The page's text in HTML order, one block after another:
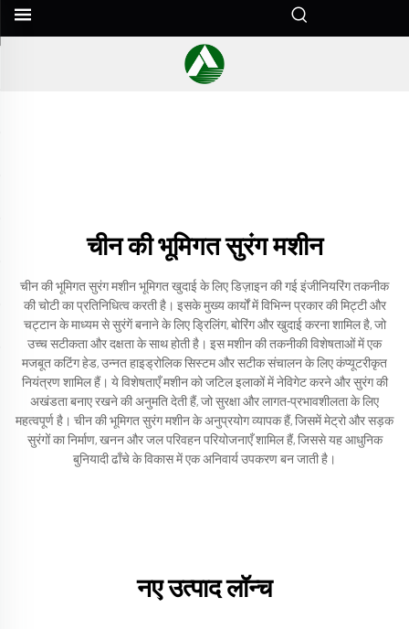
चीन की भूमिगत सुरंग मशीन
चीन की भूमिगत सुरंग मशीन भूमिगत खुदाई के लिए डिज़ाइन की गई इंजीनियरिंग तकनीक
की चोटी का प्रतिनिधित्व करती है। इसके मुख्य कार्यों में विभिन्न प्रकार की मिट्टी और
चट्टान के माध्यम से सुरंगें बनाने के लिए ड्रिलिंग, बोरिंग और खुदाई करना शामिल है, जो
उच्च सटीकता और दक्षता के साथ होती है। इस मशीन की तकनीकी विशेषताओं में एक
मजबूत कटिंग हेड, उन्नत हाइड्रोलिक सिस्टम और सटीक संचालन के लिए कंप्यूटरीकृत
नियंत्रण शामिल हैं। ये विशेषताएँ मशीन को जटिल इलाकों में नेविगेट करने और सुरंग की
अखंडता बनाए रखने की अनुमति देती हैं, जो सुरक्षा और लागत-प्रभावशीलता के लिए
महत्वपूर्ण है। चीन की भूमिगत सुरंग मशीन के अनुप्रयोग व्यापक हैं, जिसमें मेट्रो और सड़क
सुरंगों का निर्माण, खनन और जल परिवहन परियोजनाएँ शामिल हैं, जिससे यह आधुनिक
बुनियादी ढाँचे के विकास में एक अनिवार्य उपकरण बन जाती है।
नए उत्पाद लॉन्च